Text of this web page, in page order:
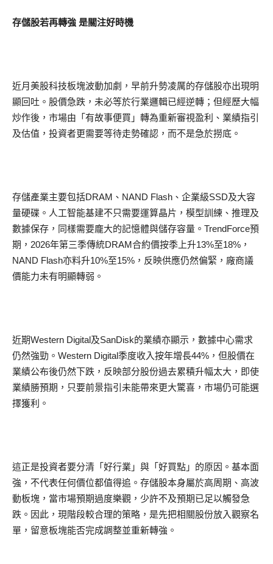
存儲股若再轉強 是關注好時機
近月美股科技板塊波動加劇，早前升勢凌厲的存儲股亦出現明
顯回吐。股價急跌，未必等於行業邏輯已經逆轉；但經歷大幅
炒作後，市場由「有故事便買」轉為重新審視盈利、業績指引
及估值，投資者更需要等待走勢確認，而不是急於撈底。
存儲產業主要包括DRAM、NAND Flash、企業級SSD及大容
量硬碟。人工智能基建不只需要運算晶片，模型訓練、推理及
數據保存，同樣需要龐大的記憶體與儲存容量。TrendForce預
期，2026年第三季傳統DRAM合約價按季上升13%至18%，
NAND Flash亦料升10%至15%，反映供應仍然偏緊，廠商議
價能力未有明顯轉弱。
近期Western Digital及SanDisk的業績亦顯示，數據中心需求
仍然強勁。Western Digital季度收入按年增長44%，但股價在
業績公布後仍然下跌，反映部分股份過去累積升幅太大，即使
業績勝預期，只要前景指引未能帶來更大驚喜，市場仍可能選
擇獲利。
這正是投資者要分清「好行業」與「好買點」的原因。基本面
強，不代表任何價位都值得追。存儲股本身屬於高周期、高波
動板塊，當市場預期過度樂觀，少許不及預期已足以觸發急
跌。因此，現階段較合理的策略，是先把相關股份放入觀察名
單，留意板塊能否完成調整並重新轉強。